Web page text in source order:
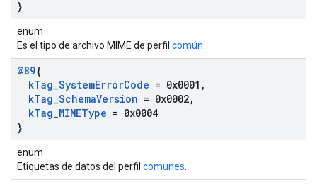
}
enum
Es el tipo de archivo MIME de perfil común
@89{
kTag_SystemErrorCode = 0x0001 ,
kTag_SchemaVersion = 0x0002,
kTag_MIMEType = 0x0004
}
enum
Etiquetas de datos del perfil comunes